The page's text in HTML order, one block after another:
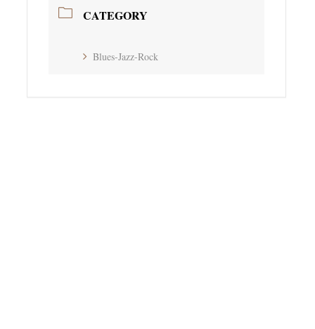
CATEGORY
Blues-Jazz-Rock